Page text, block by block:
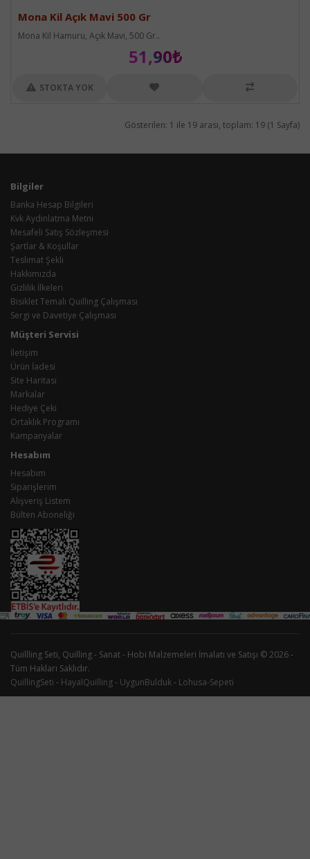
Mona Kil Açık Mavi 500 Gr
Mona Kil Hamuru, Açık Mavi, 500 Gr..
51,90₺
STOKTA YOK
Gösterilen: 1 ile 19 arası, toplam: 19 (1 Sayfa)
Bilgiler
Banka Hesap Bilgileri
Kvk Aydınlatma Metni
Mesafeli Satış Sözleşmesi
Şartlar & Koşullar
Teslimat Şekli
Hakkımızda
Gizlilik İlkeleri
Bisiklet Temalı Quilling Çalışması
Sergi ve Davetiye Çalışması
Müşteri Servisi
İletişim
Ürün İadesi
Site Haritası
Markalar
Hediye Çeki
Ortaklık Programı
Kampanyalar
Hesabım
Hesabım
Siparişlerim
Alışveriş Listem
Bülten Aboneliği
Quillling Seti, Quilling - Sanat - Hobi Malzemeleri İmalatı ve Satışı © 2026 -
Tüm Hakları Saklıdır.
QuillingSeti - HayalQuilling- UygunBulduk- Lohusa-Sepeti